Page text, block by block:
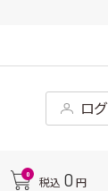
ロ
0
税込 0 円